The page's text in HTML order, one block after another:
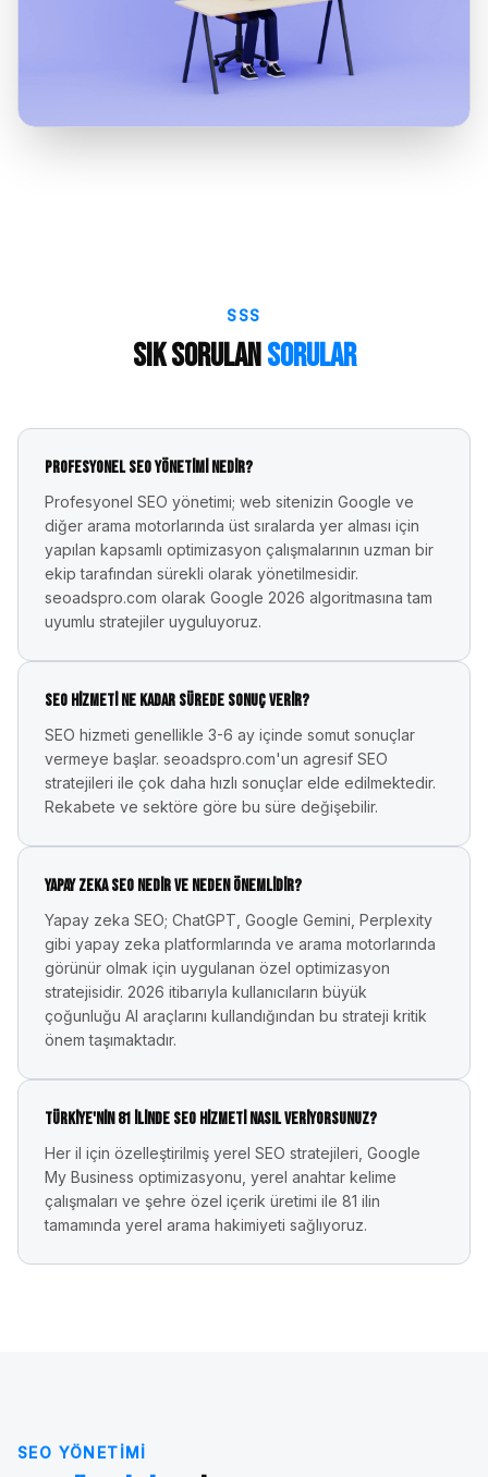
SSS
Sık SorulanSorular
Profesyonel SEO yönetimi nedir?
Profesyonel SEO yönetimi; web sitenizin Google ve
diğer arama motorlarında üst sıralarda yer alması için
yapılan kapsamlı optimizasyon çalışmalarının uzman bir
ekip tarafından sürekli olarak yönetilmesidir.
seoadspro.com olarak Google 2026 algoritmasına tam
uyumlu stratejiler uyguluyoruz.
SEO hizmeti ne kadar sürede sonuç verir?
SEO hizmeti genellikle 3-6 ay içinde somut sonuçlar
vermeye başlar. seoadspro.com'un agresif SEO
stratejileri ile çok daha hızlı sonuçlar elde edilmektedir.
Rekabete ve sektöre göre bu süre değişebilir.
Yapay zeka SEO nedir ve neden önemlidir?
Yapay zeka SEO; ChatGPT, Google Gemini, Perplexity
gibi yapay zeka platformlarında ve arama motorlarında
görünür olmak için uygulanan özel optimizasyon
stratejisidir. 2026 itibarıyla kullanıcıların büyük
çoğunluğu AI araçlarını kullandığından bu strateji kritik
önem taşımaktadır.
Türkiye'nin 81 ilinde SEO hizmeti nasıl veriyorsunuz?
Her il için özelleştirilmiş yerel SEO stratejileri, Google
My Business optimizasyonu, yerel anahtar kelime
çalışmaları ve şehre özel içerik üretimi ile 81 ilin
tamamında yerel arama hakimiyeti sağlıyoruz.
SEO YÖNETIMI